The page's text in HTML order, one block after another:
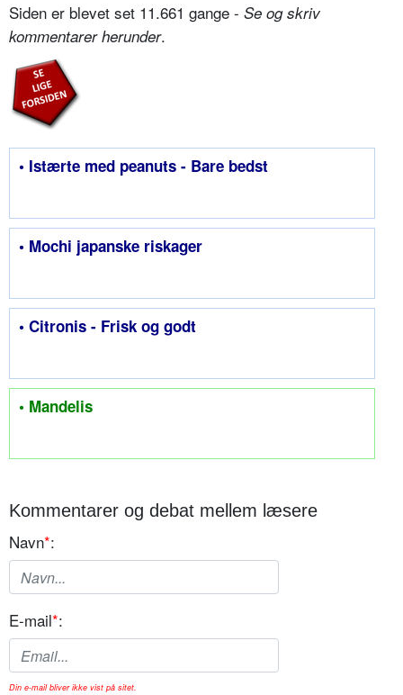
Siden er blevet set 11.661 gange - Se og skriv
kommentarer herunder.
• Istærte med peanuts - Bare bedst
• Mochi japanske riskager
• Citronis - Frisk og godt
• Mandelis
Kommentarer og debat mellem læsere
Navn*:
E-mail*:
Din e-mail bliver ikke vist på sitet.